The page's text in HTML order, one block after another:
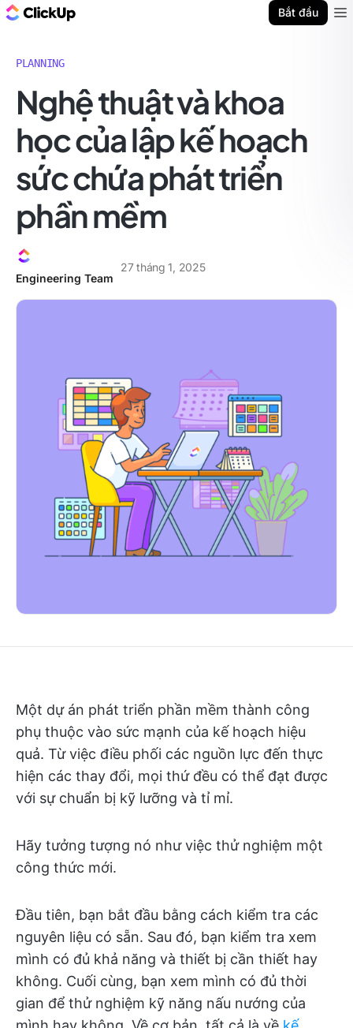
Bắt đầu
PLANNING
Nghệ thuật và khoa
học của lập kế hoạch
sức chứa phát triển
phần mềm
Engineering Team
27 tháng 1, 2025
Một dự án phát triển phần mềm thành công
phụ thuộc vào sức mạnh của kế hoạch hiệu
quả. Từ việc điều phối các nguồn lực đến thực
hiện các thay đổi, mọi thứ đều có thể đạt được
với sự chuẩn bị kỹ lưỡng và tỉ mỉ.
Hãy tưởng tượng nó như việc thử nghiệm một
công thức mới.
Đầu tiên, bạn bắt đầu bằng cách kiểm tra các
nguyên liệu có sẵn. Sau đó, bạn kiểm tra xem
mình có đủ khả năng và thiết bị cần thiết hay
không. Cuối cùng, bạn xem mình có đủ thời
gian để thử nghiệm kỹ năng nấu nướng của